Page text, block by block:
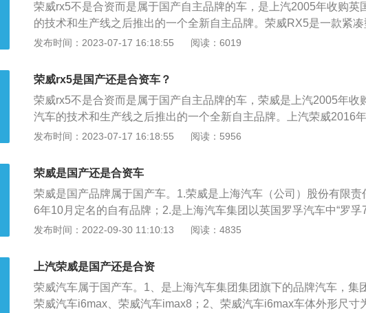
荣威rx5不是合资而是属于国产自主品牌的车，是上汽2005年收购英
的技术和生产线之后推出的一个全新自主品牌。荣威RX5是一款紧
采用“蓝芯”高效动力科技，搭载2.0T和1.5T两款缸内中置直喷涡轮增
越系列全新上市，共推出8款车型。荣威RX5超越系列不仅满足真国
准，还将新增两款高品价比车型及银叶金车身配色，并全系标配律动
栅。2、配置方面：新车承袭荣威律动设计语言，全系标配全新一代
格栅，长达2700mm的轴距和开启面积达0.86m²的同级最大全景天窗
面：新车搭载上汽世界级“蓝芯”动力，不仅完全满足最严苛的真国六
公里综合油耗低至6.5L。新车还配备18寸精车铝合金轮毂、德国大陆
卡钳。
发布时间：2023-07-17 16:18:55 阅读：6019
荣威rx5是国产还是合资车？
荣威rx5不是合资而是属于国产自主品牌的车，荣威是上汽2005年收
汽车的技术和生产线之后推出的一个全新自主品牌。上汽荣威2016
互联网SUV—荣威RX5。该车采用“蓝芯”高效动力科技，搭载2.0T和
百公里综合油耗最低8.1L；1.5T发动机最大功率169马力，峰值扭矩
公里综合油耗仅6.8L，与之匹配的是6速双离合变速箱。荣威RX5采
驱、全独立悬架系统、四路全高速CANBUS系统总线等，全面提升
车承袭荣威律动设计语言，全系标配全新一代律动Pro展翼格栅，长
轴距和开启面积达0.86m的同级最大全景天窗。
发布时间：2023-07-17 16:18:55 阅读：5956
荣威是国产还是合资车
荣威是国产品牌属于国产车。1.荣威是上海汽车（公司）股份有限责
6年10月定名的自有品牌；2.是上海汽车集团以英国罗孚汽车中“罗孚
产权方面及技术应用平台”为依托创立的。2006年，上海汽车集团根
用，定名的中华汽车产业的第1个全球化产品——荣威ROEWE，因此
威ROEWE产品的问世，是对近百年传奇经典的弘扬，更加是对经典
来的重新塑造。但是荣威汽车单单是车标的设计理念来自于罗孚，并
孚”换名而来，在技术应用层面也还是使用通用的老技术应用，只是在
发布时间：2022-09-30 11:10:13 阅读：4835
上汽荣威是国产还是合资
荣威汽车属于国产车。1、是上海汽车集团集团旗下的品牌汽车，集
荣威汽车i6max、荣威汽车imax8；2、荣威汽车i6max车体外形尺寸